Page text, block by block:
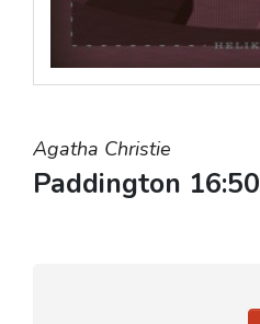
Agatha Christie
Paddington 16:50